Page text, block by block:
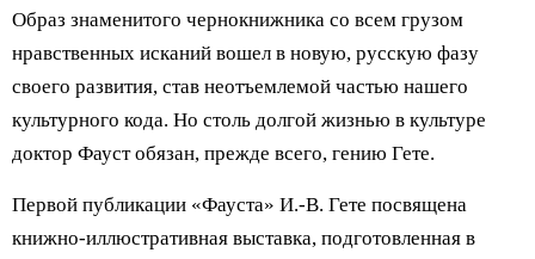
Образ знаменитого чернокнижника со всем грузом
нравственных исканий вошел в новую, русскую фазу
своего развития, став неотъемлемой частью нашего
культурного кода. Но столь долгой жизнью в культуре
доктор Фауст обязан, прежде всего, гению Гете.
Первой публикации «Фауста» И.-В. Гете посвящена
книжно-иллюстративная выставка, подготовленная в